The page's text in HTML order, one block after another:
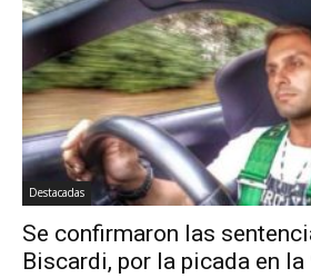
Destacadas
Se confirmaron las
Biscardi, por la picada en la